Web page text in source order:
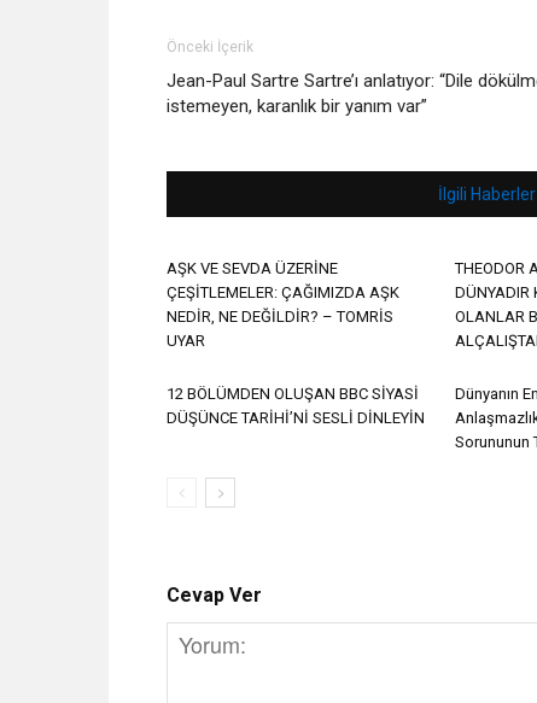
Önceki İçerik
Jean-Paul Sartre Sartre’ı anlatıyor: “Dile
istemeyen, karanlık bir yanım var”
İlgili Haberler
AŞK VE SEVDA ÜZERİNE
ÇEŞİTLEMELER: ÇAĞIMIZDA AŞK
NEDİR, NE DEĞİLDİR? – TOMRİS
UYAR
THEODOR
DÜNYADIR
OLANLAR
12 BÖLÜMDEN OLUŞAN BBC SİYASİ
DÜŞÜNCE TARİHİ’Nİ SESLİ DİNLEYİN
Dünyanın
Sorununun
Cevap Ver